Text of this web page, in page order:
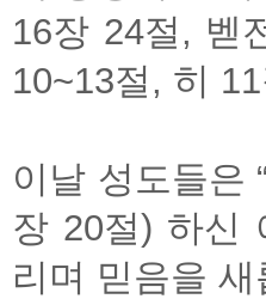
16장 24절, 벧
10~13절, 히
이날 성도들은
장 20절) 하신
리며 믿음을